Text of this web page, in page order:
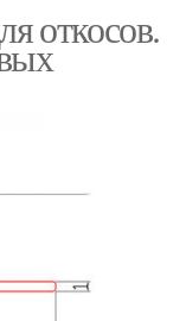
откосов.